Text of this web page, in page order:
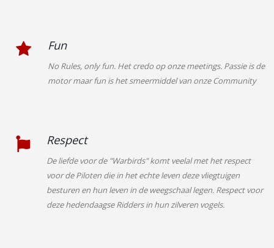
Fun
No Rules, only fun. Het credo op onze meetings. Passie is de
motor maar fun is het smeermiddel van onze Community
Respect
De liefde voor de "Warbirds" komt veelal met het respect
voor de Piloten die in het echte leven deze vliegtuigen
besturen en hun leven in de weegschaal legen. Respect voor
deze hedendaagse Ridders in hun zilveren vogels.